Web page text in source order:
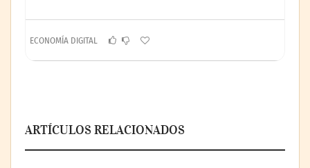
ECONOMÍA DIGITAL
ARTÍCULOS RELACIONADOS